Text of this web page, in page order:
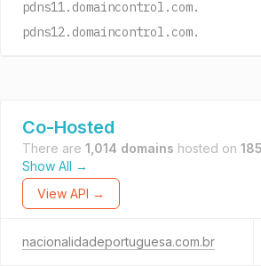
pdns11.domaincontrol.com.
pdns12.domaincontrol.com.
Co-Hosted
There are 1,014 domains hosted on
Show All →
View API →
nacionalidadeportuguesa.com.br